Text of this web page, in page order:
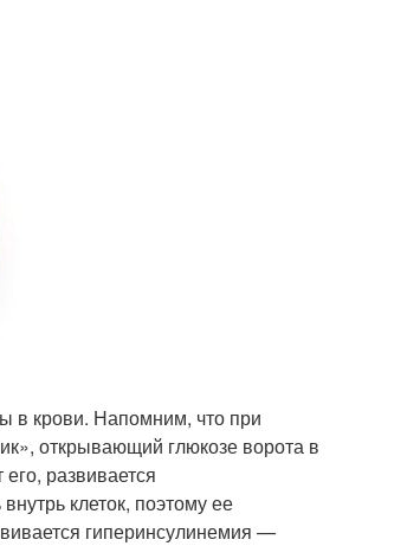
в крови. Напомним, что при
открывающий глюкозе ворота в
развивается
клеток, поэтому ее
гиперинсулинемия —